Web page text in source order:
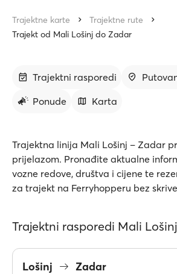
Trajektne karte
Trajektne rute
Trajekt od Mali Lošinj do Zadar
Trajektni rasporedi
Ponude
Karta
Trajektna linija Mali Lošinj – Zadar
prijelazom. Pronađite aktualne
vozne redove, društva i cijene te
za trajekt na Ferryhopperu bez
Trajektni rasporedi Mali
Lošinj Zadar